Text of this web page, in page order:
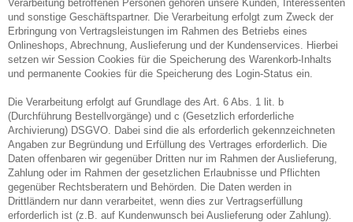
Verarbeitung betroffenen Personen gehören unsere Kunden, Interessenten
und sonstige Geschäftspartner. Die Verarbeitung erfolgt zum Zweck der
Erbringung von Vertragsleistungen im Rahmen des Betriebs eines
Onlineshops, Abrechnung, Auslieferung und der Kundenservices. Hierbei
setzen wir Session Cookies für die Speicherung des Warenkorb-Inhalts
und permanente Cookies für die Speicherung des Login-Status ein.
Die Verarbeitung erfolgt auf Grundlage des Art. 6 Abs. 1 lit. b
(Durchführung Bestellvorgänge) und c (Gesetzlich erforderliche
Archivierung) DSGVO. Dabei sind die als erforderlich gekennzeichneten
Angaben zur Begründung und Erfüllung des Vertrages erforderlich. Die
Daten offenbaren wir gegenüber Dritten nur im Rahmen der Auslieferung,
Zahlung oder im Rahmen der gesetzlichen Erlaubnisse und Pflichten
gegenüber Rechtsberatern und Behörden. Die Daten werden in
Drittländern nur dann verarbeitet, wenn dies zur Vertragserfüllung
erforderlich ist (z.B. auf Kundenwunsch bei Auslieferung oder Zahlung).